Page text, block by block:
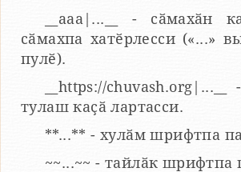
__aaa|...__ - сӑмахӑн
сӑмахпа хатӗрлесси («...»
пулӗ).
__https://
тулаш каҫӑ лартасси.
**...** - хулӑм шрифтпа
~~...~~ - тайлӑк шрифтпа